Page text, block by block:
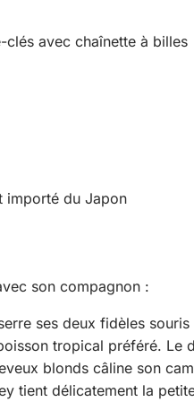
clés avec chaînette à billes
importé du Japon
son compagnon :
ses deux fidèles
tropical préféré. Le
blonds câline son
tient délicatement la